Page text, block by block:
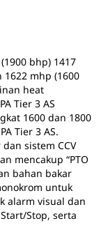
bhp) 1417
1622 mhp (1600
heat
Tier 3 AS
1600 dan 1800
Tier 3 AS.
sistem CCV
mencakup “PTO
bahan bakar
untuk
alarm visual dan
Stop, serta